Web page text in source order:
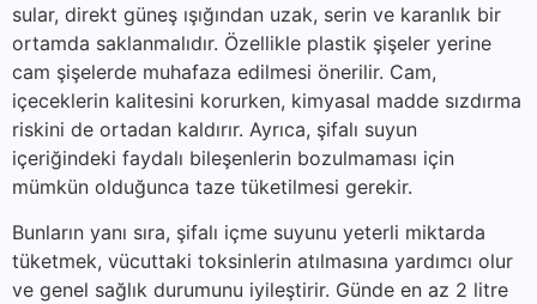
sular, direkt güneş ışığından uzak, serin ve karanlık bir
ortamda saklanmalıdır. Özellikle plastik şişeler yerine
cam şişelerde muhafaza edilmesi önerilir. Cam,
içeceklerin kalitesini korurken, kimyasal madde sızdırma
riskini de ortadan kaldırır. Ayrıca, şifalı suyun
içeriğindeki faydalı bileşenlerin bozulmaması için
mümkün olduğunca taze tüketilmesi gerekir.
Bunların yanı sıra, şifalı içme suyunu yeterli miktarda
tüketmek, vücuttaki toksinlerin atılmasına yardımcı olur
ve genel sağlık durumunu iyileştirir. Günde en az 2 litre